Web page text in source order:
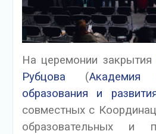
На церемонии закрытия
Рубцова (Академия
образования и
совместных с
образовательных и